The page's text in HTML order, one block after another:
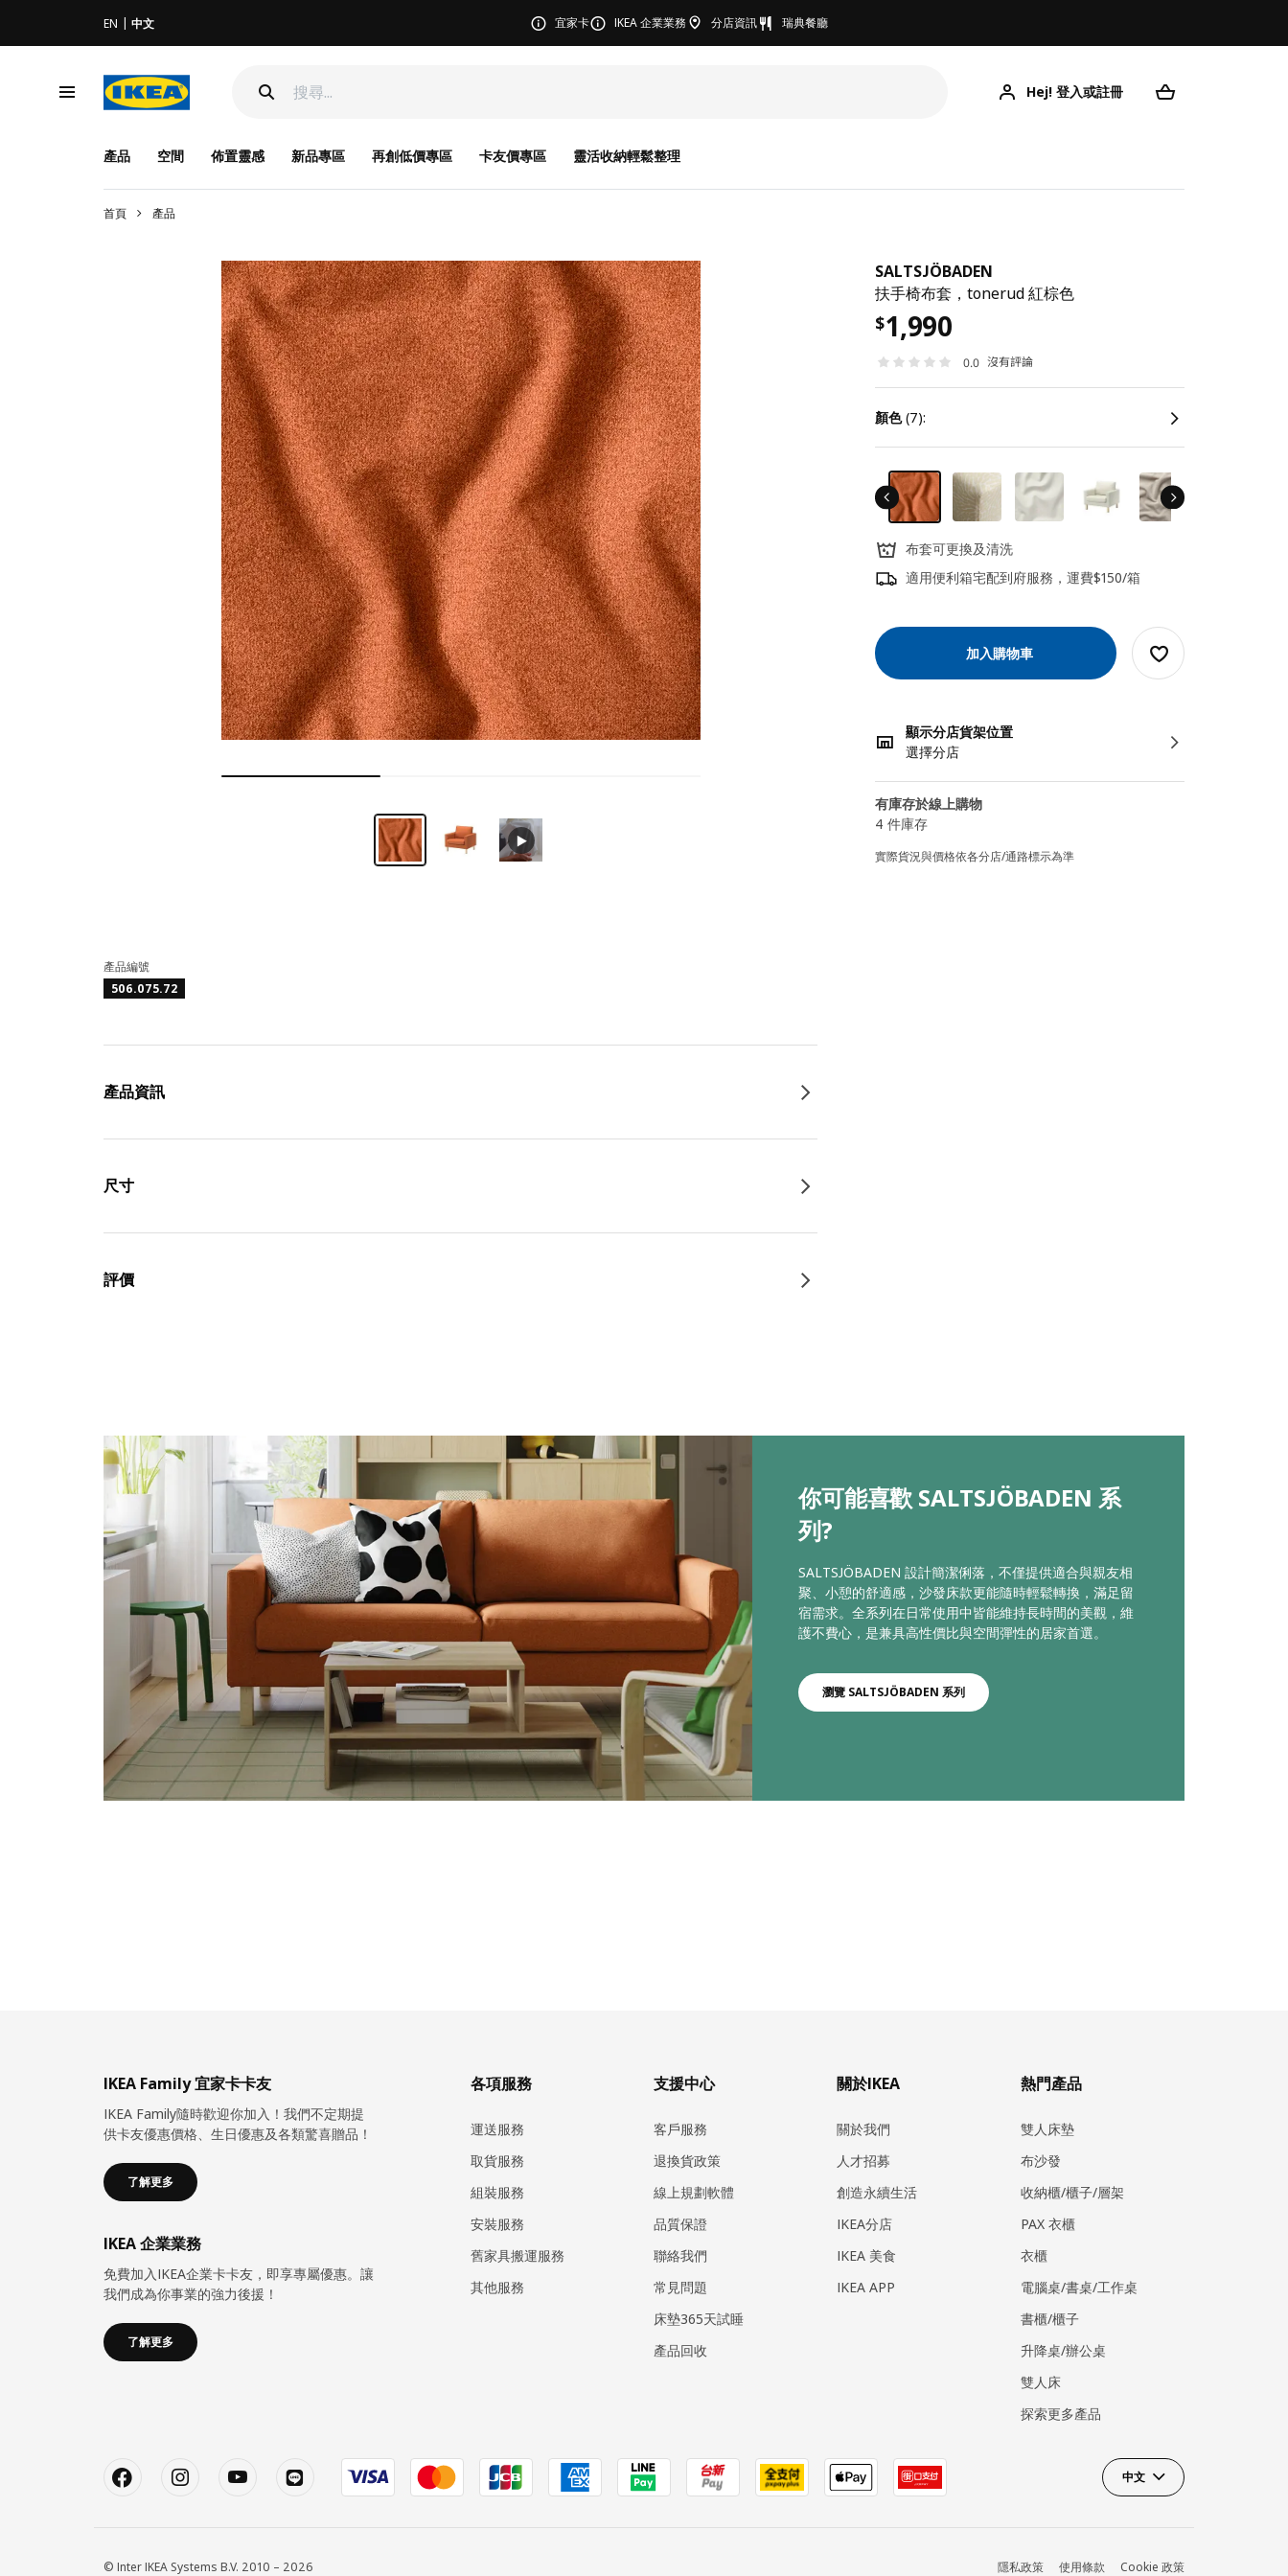
EN 中文 宜家卡 IKEA 企業業務 分店資訊 瑞典餐廳
Hej! 登入或註冊
產品 空間 佈置靈感 新品專區 再創低價專區 卡友價專區 靈活收納輕鬆整理
首頁 產品
SALTSJÖBADEN
扶手椅布套，tonerud 紅棕色
$1,990
0.0 沒有評論
顏色(7):
布套可更換及清洗
適用便利箱宅配到府服務，運費$150/箱
加入購物車
顯示分店貨架位置
選擇分店
有庫存於線上購物
4 件庫存
實際貨況與價格依各分店/通路標示為準
產品編號
506.075.72
產品資訊
尺寸
評價
你可能喜歡 SALTSJÖBADEN 系
列?
SALTSJÖBADEN 設計簡潔俐落，不僅提供適合與親友相
聚、小憩的舒適感，沙發床款更能隨時輕鬆轉換，滿足留
宿需求。全系列在日常使用中皆能維持長時間的美觀，維
護不費心，是兼具高性價比與空間彈性的居家首選。
瀏覽 SALTSJÖBADEN 系列
IKEA Family 宜家卡卡友
IKEA Family隨時歡迎你加入！我們不定期提
供卡友優惠價格、生日優惠及各類驚喜贈品！
了解更多
IKEA 企業業務
免費加入IKEA企業卡卡友，即享專屬優惠。讓
我們成為你事業的強力後援！
了解更多
各項服務
運送服務
取貨服務
組裝服務
安裝服務
​舊家具搬運服務
其他服務
支援中心
客戶服務
退換貨政策
線上規劃軟體
品質保證
聯絡我們
常見問題
床墊365天試睡
產品回收
關於IKEA
關於我們
人才招募
創造永續生活
IKEA分店
IKEA 美食
IKEA APP
熱門產品
雙人床墊
布沙發
收納櫃/櫃子/層架
PAX 衣櫃
衣櫃
電腦桌/書桌/工作桌
書櫃/櫃子
升降桌/辦公桌
雙人床
探索更多產品
中文
© Inter IKEA Systems B.V. 2010 – 2026 隱私政策 使用條款 Cookie 政策